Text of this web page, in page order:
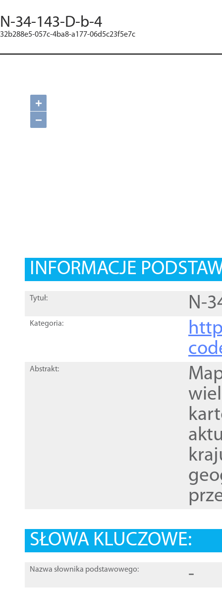
N-34-143-D-b-4
32b288e5-057c-4ba8-a177-06d5c23f5e7c
+
−
INFORMACJE
Tytuł: N-
Kategoria:
Abstrakt:
SŁOWA KLUCZOWE:
Nazwa słownika podstawowego: -